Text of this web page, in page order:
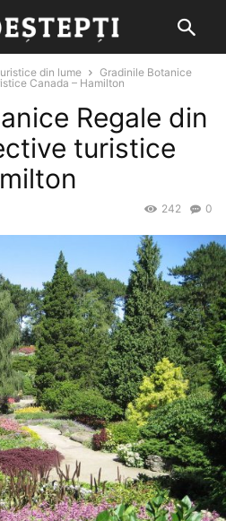
din lume
Gradinile Botanice
Canada – Hamilton
Regale din
turistice
0
242